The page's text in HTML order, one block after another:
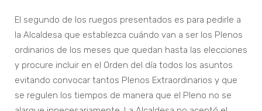
El segundo de los ruegos presentados es para pedirle a
la Alcaldesa que establezca cuándo van a ser los Plenos
ordinarios de los meses que quedan hasta las elecciones
y procure incluir en el Orden del día todos los asuntos
evitando convocar tantos Plenos Extraordinarios y que
se regulen los tiempos de manera que el Pleno no se